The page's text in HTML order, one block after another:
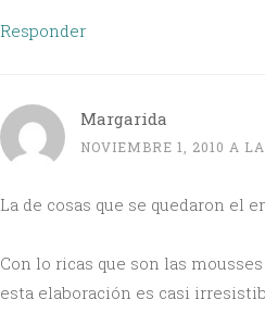
Responder
Margarida
NOVIEMBRE 1, 2010 A
La de cosas que se quedaron el
Con lo ricas que son las
esta elaboración es casi